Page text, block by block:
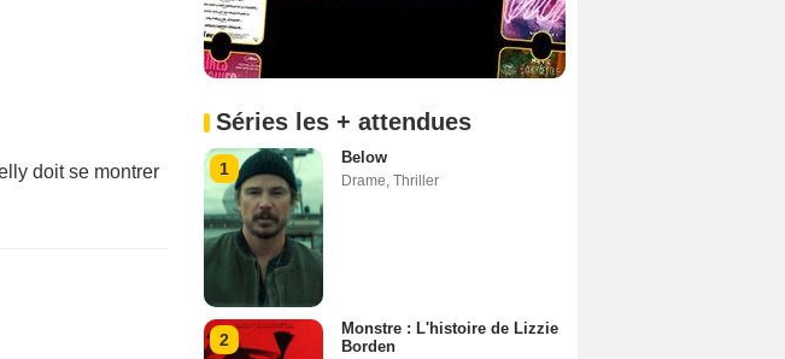
doit se montrer
Séries les + attendues
1
Below
Drame Thriller
2
Monstre : L'histoire de Lizzie
Borden